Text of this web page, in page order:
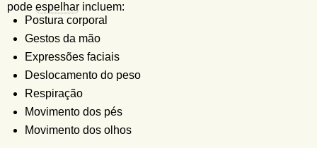
pode espelhar incluem:
Postura corporal
Gestos da mão
Expressões faciais
Deslocamento do peso
Respiração
Movimento dos pés
Movimento dos olhos